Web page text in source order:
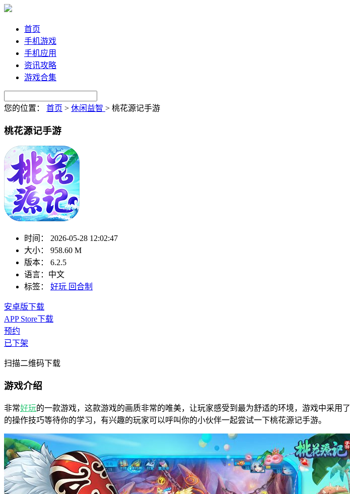
首页
手机游戏
手机应用
资讯攻略
游戏合集
您的位置： 首页 > 休闲益智 > 桃花源记手游
桃花源记手游
时间：
2026-05-28 12:02:47
大小：
958.60 M
版本：
6.2.5
语言： 中文
标签：
好玩 回合制
安卓版下载
APP Store下载
预约
已下架
扫描二维码下载
游戏介绍
非常好玩的一款游戏，这款游戏的画质非常的唯美，让玩家感受到最为舒适的环境，游戏中采用了
的操作技巧等待你的学习，有兴趣的玩家可以呼叫你的小伙伴一起尝试一下桃花源记手游。